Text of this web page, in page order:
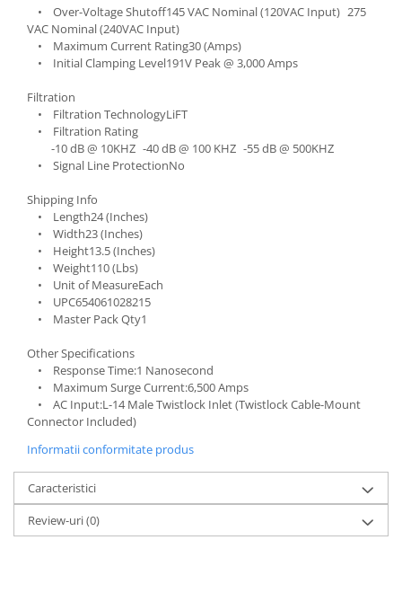
Cabluri la metru
Cabluri MIDI si audio digitale
Cabluri multicore
Conectori
Standuri stative si pupitre
Accesorii stative
Stative de mixer
Case-uri, rack, huse si genti
Case-uri universale
Pachete si bundle
Casti Audio
Amplificatoare de casti
Casti broadcast si Casti cu Microfon
Casti DJ
Casti Hi-fi
Casti Noise Cancelling
Casti Studio
Casti wireless / fara fir
Idei de cadouri
• Over-Voltage Shutoff145 VAC Nominal (120VAC Input) 275
VAC Nominal (240VAC Input)
• Maximum Current Rating30 (Amps)
• Initial Clamping Level191V Peak @ 3,000 Amps
Filtration
• Filtration TechnologyLiFT
• Filtration Rating
-10 dB @ 10KHZ -40 dB @ 100 KHZ -55 dB @ 500KHZ
• Signal Line ProtectionNo
Shipping Info
• Length24 (Inches)
• Width23 (Inches)
• Height13.5 (Inches)
• Weight110 (Lbs)
• Unit of MeasureEach
• UPC654061028215
• Master Pack Qty1
Other Specifications
• Response Time:1 Nanosecond
• Maximum Surge Current:6,500 Amps
• AC Input:L-14 Male Twistlock Inlet (Twistlock Cable-Mount
Connector Included)
Informatii conformitate produs
Caracteristici
Review-uri(0)